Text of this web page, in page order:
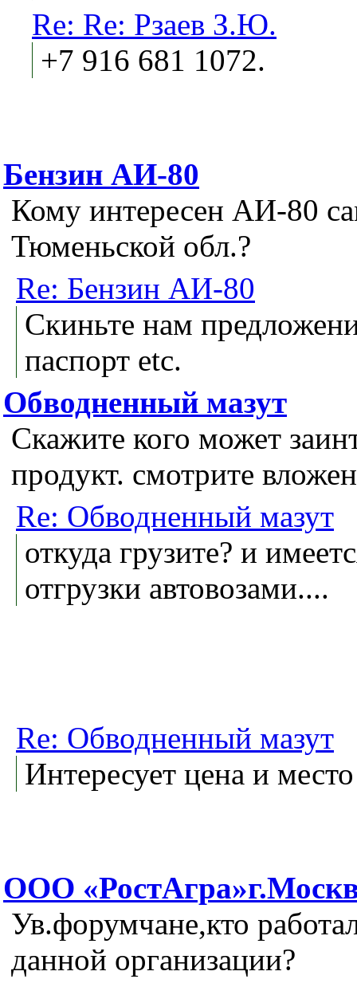
Re: Re: Рзаев З.Ю.
+7 916 681 1072.
Бензин АИ-80
Кому интересен АИ-80
Тюменьской обл.?
Re: Бензин АИ-80
Скиньте нам
паспорт etc.
Обводненный мазут
Скажите кого может
продукт. смотрите
Re: Обводненный мазут
откуда грузите? и
отгрузки автовозами....
Re: Обводненный мазут
Интересует цена и
ООО
Ув.форумчане,кто
данной организации?